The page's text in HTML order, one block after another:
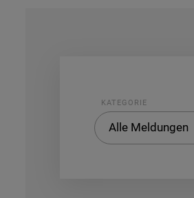
KATEGORIE
Alle Meldungen
KATEGORIE